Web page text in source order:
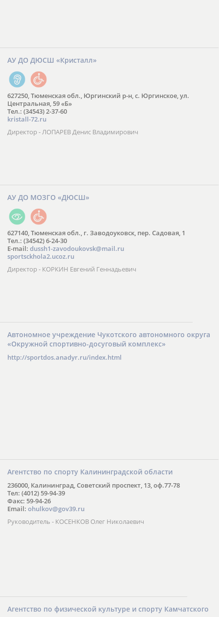
АУ ДО ДЮСШ «Кристалл»
627250, Тюменская обл., Юргинский р-н, с. Юргинское, ул.
Центральная, 59 «Б»
Тел.: (34543) 2-37-60
kristall-72.ru
Директор - ЛОПАРЕВ Денис Владимирович
АУ ДО МОЗГО «ДЮСШ»
627140, Тюменская обл., г. Заводоуковск, пер. Садовая, 1
Тел.: (34542) 6-24-30
​E-mail: dussh1-zavodoukovsk@mail.ru
sportsckhola2.ucoz.ru
Директор - КОРКИН Евгений Геннадьевич
Автономное учреждение Чукотского автономного округа
«Окружной спортивно-досуговый комплекс»
http://sportdos.anadyr.ru/index.html
Агентство по спорту Калининградской области
236000, Калининград, Советский проспект, 13, оф.77-78
Тел: (4012) 59-94-39
Факс: 59-94-26
Email: ohulkov@gov39.ru
Руководитель - КОСЕНКОВ Олег Николаевич
Агентство по физической культуре и спорту Камчатского